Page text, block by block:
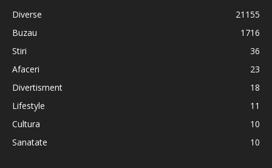
Diverse
21155
Buzau
1716
Stiri
36
Afaceri
23
Divertisment
18
Lifestyle
11
Cultura
10
Sanatate
10